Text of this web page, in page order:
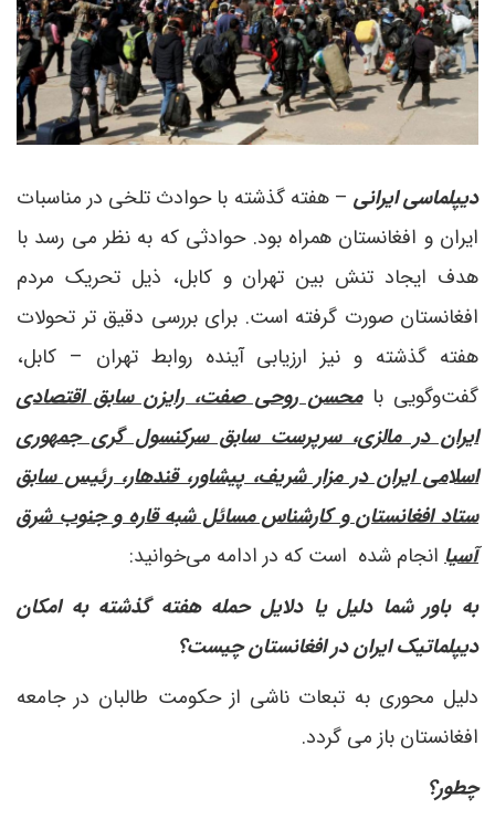
دیپلماسی ایرانی – هفته گذشته با حوادث تلخی در مناسبات
ایران و افغانستان همراه بود. حوادثی که به نظر می رسد با
هدف ایجاد تنش بین تهران و کابل، ذیل تحریک مردم
افغانستان صورت گرفته است. برای بررسی دقیق تر تحولات
هفته گذشته و نیز ارزیابی آینده روابط تهران – کابل،
گفت‌وگویی بامحسن روحی صفت، رایزن سابق اقتصادی
ایران در مالزی، سرپرست سابق سرکنسول گری جمهوری
اسلامی ایران در مزار شریف، پیشاور، قندهار، رئیس سابق
ستاد افغانستان و کارشناس مسائل شبه قاره و جنوب شرق
آسیا انجام شده است که در ادامه می‌خوانید:
به باور شما دلیل یا دلایل حمله هفته گذشته به امکان
دیپلماتیک ایران در افغانستان چیست؟
دلیل محوری به تبعات ناشی از حکومت طالبان در جامعه
افغانستان باز می گردد.
چطور؟